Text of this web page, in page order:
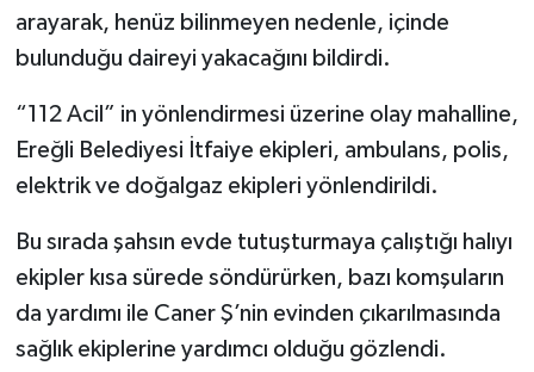
arayarak, henüz bilinmeyen nedenle, içinde
bulunduğu daireyi yakacağını bildirdi.
“112 Acil” in yönlendirmesi üzerine olay mahalline,
Ereğli Belediyesi İtfaiye ekipleri, ambulans, polis,
elektrik ve doğalgaz ekipleri yönlendirildi.
Bu sırada şahsın evde tutuşturmaya çalıştığı halıyı
ekipler kısa sürede söndürürken, bazı komşuların
da yardımı ile Caner Ş’nin evinden çıkarılmasında
sağlık ekiplerine yardımcı olduğu gözlendi.